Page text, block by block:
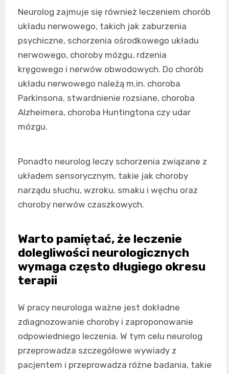
Neurolog zajmuje się również leczeniem chorób
układu nerwowego, takich jak zaburzenia
psychiczne, schorzenia ośrodkowego układu
nerwowego, choroby mózgu, rdzenia
kręgowego i nerwów obwodowych. Do chorób
układu nerwowego należą m.in. choroba
Parkinsona, stwardnienie rozsiane, choroba
Alzheimera, choroba Huntingtona czy udar
mózgu.
Ponadto neurolog leczy schorzenia związane z
układem sensorycznym, takie jak choroby
narządu słuchu, wzroku, smaku i węchu oraz
choroby nerwów czaszkowych.
Warto pamiętać, że leczenie
dolegliwości neurologicznych
wymaga często długiego okresu
terapii
W pracy neurologa ważne jest dokładne
zdiagnozowanie choroby i zaproponowanie
odpowiedniego leczenia. W tym celu neurolog
przeprowadza szczegółowe wywiady z
pacjentem i przeprowadza różne badania, takie